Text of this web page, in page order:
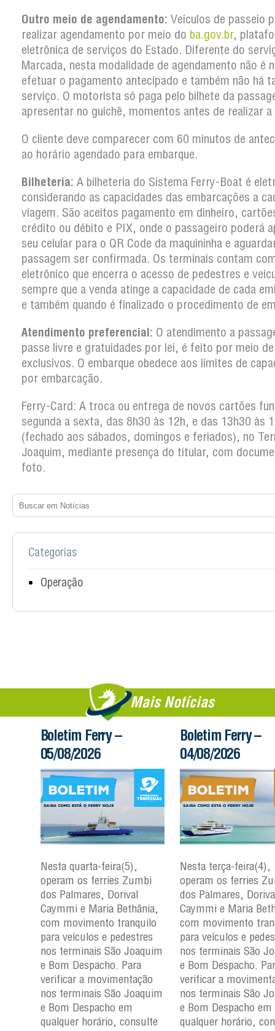
Outro meio de agendamento: Veículos de passeio
realizar agendamento por meio do ba.gov.br,
eletrônica de serviços do Estado. Diferente do
Marcada, nesta modalidade de agendamento não é
efetuar o pagamento antecipado e também não há
serviço. O motorista só paga pelo bilhete da
apresentar no guichê, momentos antes de realizar
O cliente deve comparecer com 60 minutos de
ao horário agendado para embarque.
Bilheteria: A bilheteria do Sistema Ferry-Boat é
considerando as capacidades das embarcações a
viagem. São aceitos pagamento em dinheiro,
crédito ou débito e PIX, onde o passageiro poderá
seu celular para o QR Code da maquininha e
passagem ser confirmada. Os terminais contam
eletrônico que encerra o acesso de pedestres e
sempre que a venda atinge a capacidade de cada
e também quando é finalizado o procedimento de
Atendimento preferencial: O atendimento a
passe livre e gratuidades por lei, é feito por meio
exclusivos. O embarque obedece aos limites de
por embarcação.
Ferry-Card: A troca ou entrega de novos cartões
segunda a sexta, das 8h30 às 12h, e das 13h30 às
(fechado aos sábados, domingos e feriados), no
Joaquim, mediante presença do titular, com
foto.
Categorias
Operação
Mais Notícias
Boletim Ferry –
04/08/2026
Nesta terça-feira(4),
operam os ferries Zumbi
dos Palmares, Dorival
Caymmi e Maria Bethânia,
com movimento tranquilo
para veículos e pedestres
nos terminais São Joaquim
e Bom Despacho. Para
verificar a movimentação
nos terminais São Joaquim
e Bom Despacho em
qualquer horário, consulte
Informe – 03/08/
Em cumprimento ao
cronograma de
manutenção
programada, a
Internacional
Salvador informa
embarcaçãoRio
estará fora de
entre os dias 4 e 6 de
agosto de 2026.
A medida faz parte
programa de